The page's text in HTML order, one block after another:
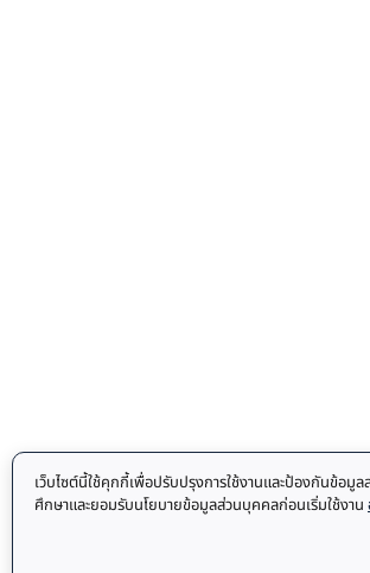
เว็บไซต์นี้ใช้คุกกี้เพื่อปรับปรุงการใช้งานและป้องกันข้อมู
ศึกษาและยอมรับนโยบายข้อมูลส่วนบุคคลก่อนเริ่มใช้งาน